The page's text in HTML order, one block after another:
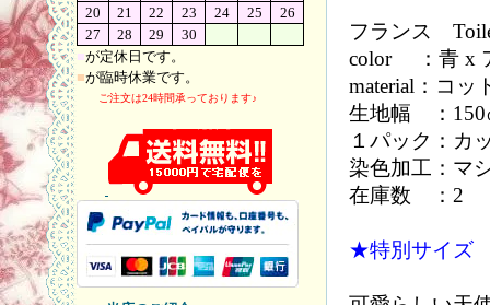
20
21 22 23 24 25
26
27
28 29
30
■が定休日です。
■が臨時休業です。
ご注文は24時間承っております♪
フランス
color ：青 x
material：コ
生地幅 ：
１パック：カ
染色加工：マ
在庫数 ：
★特別サイズ